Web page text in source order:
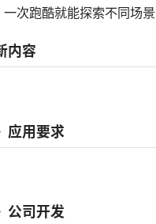
次跑酷就能探索不同场景
内容
应用要求
公司开发